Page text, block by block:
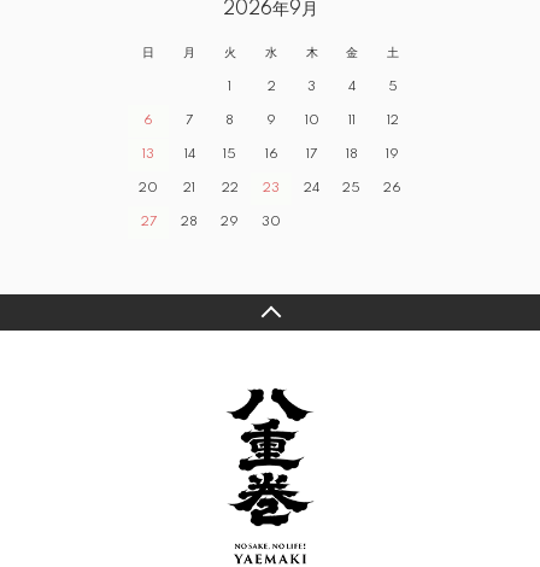
2026年9月
日 月 火 水 木 金 土
1 2 3 4 5
6 7 8 9 10 11 12
13 14 15 16 17 18 19
20 21 22 23 24 25 26
27 28 29 30